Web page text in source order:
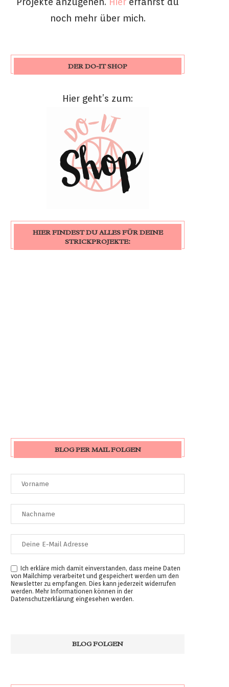
noch mehr über mich.
DER DO-IT SHOP
Hier geht’s zum:
HIER FINDEST DU ALLES FÜR DEINE
STRICKPROJEKTE:
BLOG PER MAIL FOLGEN
Ich erkläre mich damit einverstanden, dass meine Daten
von Mailchimp verarbeitet und gespeichert werden um den
Newsletter zu empfangen. Dies kann jederzeit widerrufen
werden. Mehr Informationen können in der
Datenschutzerklärung eingesehen werden.